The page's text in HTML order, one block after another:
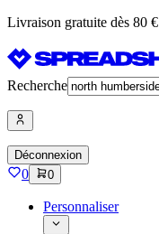
Livraison gratuite dès 80 €
Recherche
Déconnexion
0 0
Personnaliser